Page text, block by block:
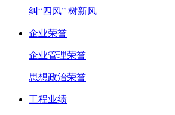
纠“四风” 树新风
企业荣誉
企业管理荣誉
思想政治荣誉
工程业绩